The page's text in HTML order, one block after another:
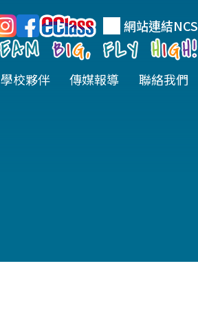
網站連結NCS
學校夥伴 傳媒報導 聯絡我們